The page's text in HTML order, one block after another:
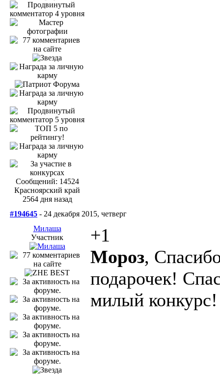
Сообщений: 14524
Красноярский край
2564 дня назад
#194645 - 24 декабря 2015, четверг
Милаша
Участник
+1
Мороз,
подарочек!
милый